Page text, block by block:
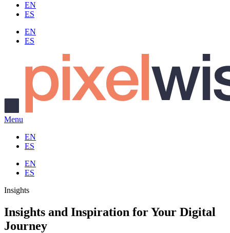
EN
ES
EN
ES
Menu
EN
ES
EN
ES
Insights
Insights and Inspiration for Your Digital
Journey